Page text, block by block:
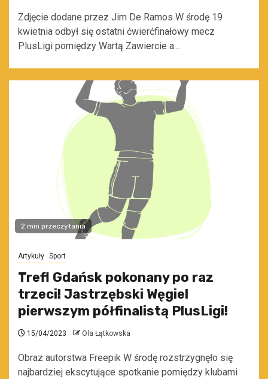
Zdjęcie dodane przez Jim De Ramos W środę 19
kwietnia odbył się ostatni ćwierćfinałowy mecz
PlusLigi pomiędzy Wartą Zawiercie a...
2 min przeczytania
Artykuły Sport
Trefl Gdańsk pokonany po raz
trzeci! Jastrzębski Węgiel
pierwszym półfinalistą PlusLigi!
15/04/2023 Ola Łątkowska
Obraz autorstwa Freepik W środę rozstrzygnęło się
najbardziej ekscytujące spotkanie pomiędzy klubami